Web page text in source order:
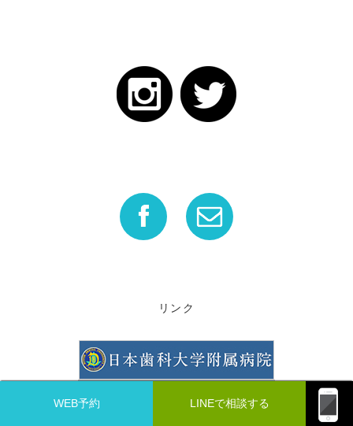
ボタン ボタン
ボタン ボタン
ボタン ボタン
ボタン ボタン
WEB予約 LINEで相談する
リンク